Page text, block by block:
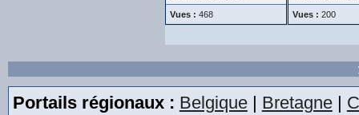
Vues : 468 Vues : 200
Portails régionaux : Belgique| Bretagne|